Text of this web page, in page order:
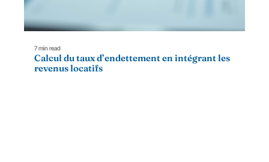
7 min read
Calcul du taux d’endettement en intégrant les
revenus locatifs